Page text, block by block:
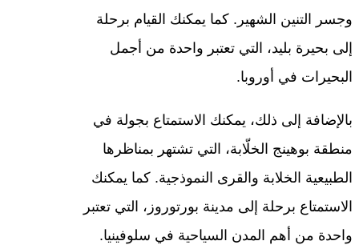
وجسر التنين الشهير. كما يمكنك القيام برحلة
إلى بحيرة بليد، التي تعتبر واحدة من أجمل
البحيرات في أوروبا.
بالإضافة إلى ذلك، يمكنك الاستمتاع بجولة في
منطقة بوهينج الخلّابة، التي تشتهر بمناظرها
الطبيعية الخلابة والقرى النموذجية. كما يمكنك
الاستمتاع برحلة إلى مدينة بورتوروز، التي تعتبر
واحدة من أهم المدن السياحية في سلوفينيا.